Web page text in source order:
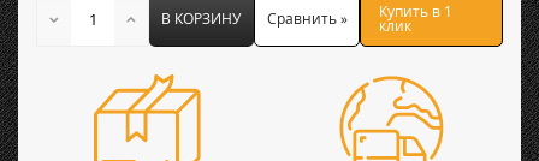
В КОРЗИНУ Сравнить » Купить в 1
клик